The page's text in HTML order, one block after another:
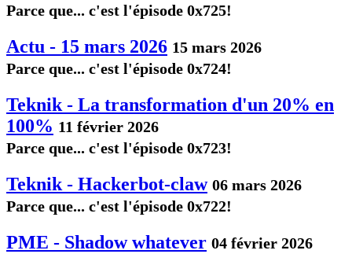
Parce que... c'est l'épisode 0x725!
Actu - 15 mars 2026 15 mars 2026
Parce que... c'est l'épisode 0x724!
Teknik - La transformation d'un 20% en
100% 11 février 2026
Parce que... c'est l'épisode 0x723!
Teknik - Hackerbot-claw 06 mars 2026
Parce que... c'est l'épisode 0x722!
PME - Shadow whatever 04 février 2026